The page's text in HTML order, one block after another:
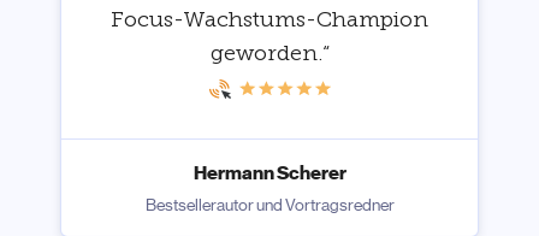
Focus-Wachstums-Champion
geworden.“
Hermann Scherer
Bestsellerautor und Vortragsredner